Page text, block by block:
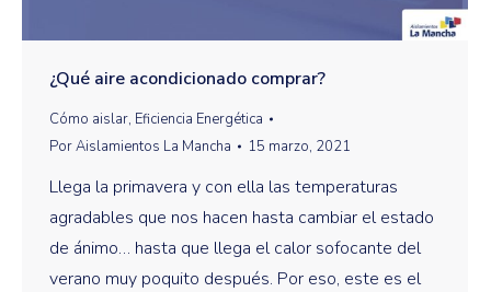
¿Qué aire acondicionado comprar?
Cómo aislar, Eficiencia Energética
PorAislamientos La Mancha 15 marzo, 2021
Llega la primavera y con ella las temperaturas
agradables que nos hacen hasta cambiar el estado
de ánimo… hasta que llega el calor sofocante del
verano muy poquito después. Por eso, este es el